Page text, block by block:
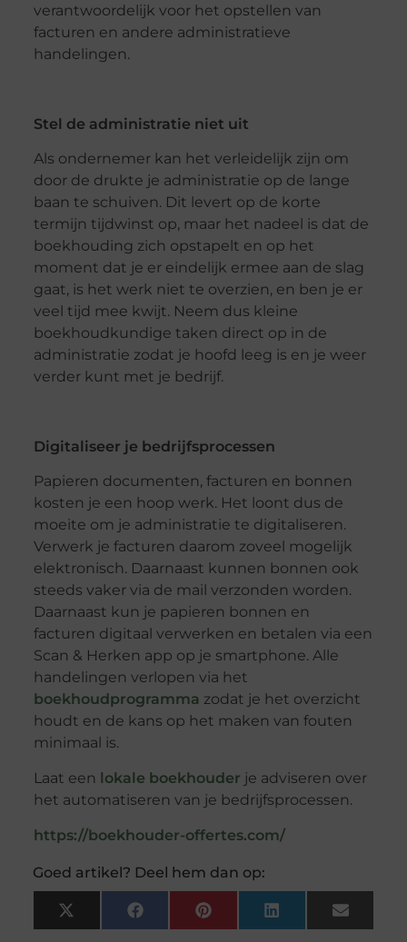
verantwoordelijk voor het opstellen van
facturen en andere administratieve
handelingen.
Stel de administratie niet uit
Als ondernemer kan het verleidelijk zijn om
door de drukte je administratie op de lange
baan te schuiven. Dit levert op de korte
termijn tijdwinst op, maar het nadeel is dat de
boekhouding zich opstapelt en op het
moment dat je er eindelijk ermee aan de slag
gaat, is het werk niet te overzien, en ben je er
veel tijd mee kwijt. Neem dus kleine
boekhoudkundige taken direct op in de
administratie zodat je hoofd leeg is en je weer
verder kunt met je bedrijf.
Digitaliseer je bedrijfsprocessen
Papieren documenten, facturen en bonnen
kosten je een hoop werk. Het loont dus de
moeite om je administratie te digitaliseren.
Verwerk je facturen daarom zoveel mogelijk
elektronisch. Daarnaast kunnen bonnen ook
steeds vaker via de mail verzonden worden.
Daarnaast kun je papieren bonnen en
facturen digitaal verwerken en betalen via een
Scan & Herken app op je smartphone. Alle
handelingen verlopen via het
boekhoudprogramma zodat je het overzicht
houdt en de kans op het maken van fouten
minimaal is.
Laat een lokale boekhouder je adviseren over
het automatiseren van je bedrijfsprocessen.
https://boekhouder-offertes.com/
Goed artikel? Deel hem dan op:
X
(Twitter)
FacebookPinterestLinkedInEmail